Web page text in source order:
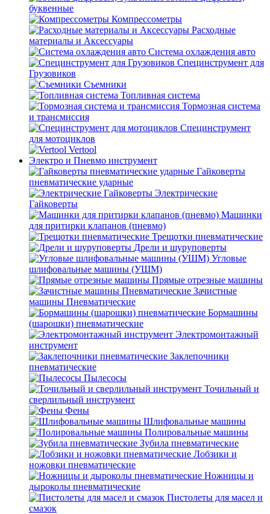
буквенные
Компрессометры
Расходные
материалы и Аксессуары
Система охлаждения авто
Специнструмент для
Грузовиков
Съемники
Топливная система
Тормозная система
и трансмиссия
Специнструмент
для мотоциклов
Vertool
Электро и Пневмо инструмент
Гайковерты
пневматические ударные
Электрические
Гайковерты
Машинки
для притирки клапанов (пневмо)
Трещотки пневматические
Дрели и шуруповерты
Угловые
шлифовальные машины (УШМ)
Прямые отрезные машины
Зачистные
машины Пневматические
Бормашины
(шарошки) пневматические
Электромонтажный
инструмент
Заклепочники
пневматические
Пылесосы
Точильный и
сверлильный инструмент
Фены
Шлифовальные машины
Полировальные машины
Зубила пневматические
Лобзики и
ножовки пневматические
Ножницы и
дыроколы пневматические
Пистолеты для масел и
смазок